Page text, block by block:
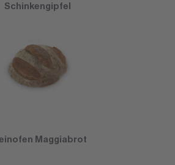
Schinkengipfel
Maggiabrot